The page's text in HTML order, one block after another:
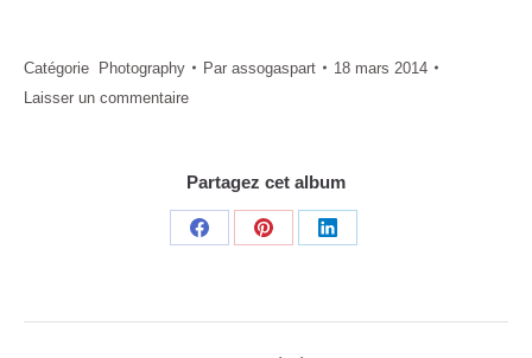
Catégorie Photography Par assogaspart
18 mars 2014
Laisser un commentaire
Partagez cet album
Share
Share
Share
Navigation